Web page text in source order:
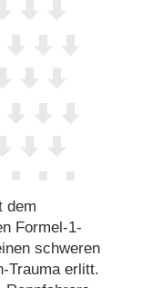
dem
Formel-1-
schweren
Trauma erlitt.